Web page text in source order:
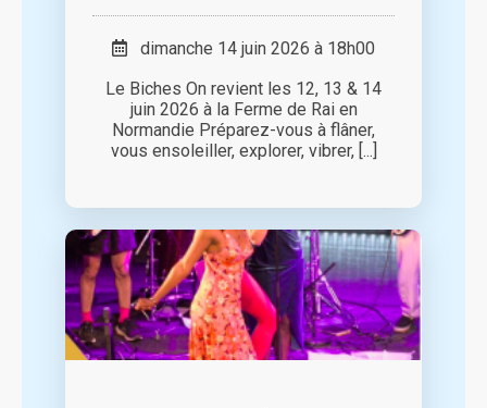
dimanche 14 juin 2026 à 18h00
Le Biches On revient les 12, 13 & 14
juin 2026 à la Ferme de Rai en
Normandie Préparez-vous à flâner,
vous ensoleiller, explorer, vibrer, [...]